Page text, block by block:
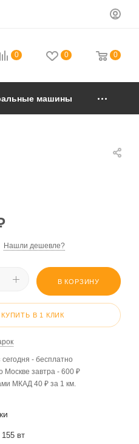
0 0 0
машины
Нашли дешевле?
В КОРЗИНУ
КУПИТЬ В 1 КЛИК
- бесплатно
Москве завтра - 600 ₽
МКАД 40 ₽ за 1 км.
155 вт